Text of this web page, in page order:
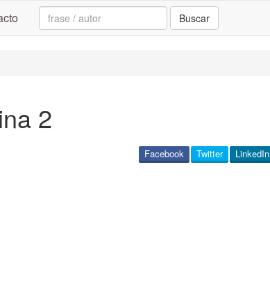
Search: Buscar
2
LinkedIn
Twitter
Facebook